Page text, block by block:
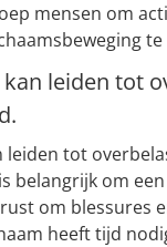
mensen om
leiden tot
leiden tot
belangrijk om
om blessures
heeft tijd